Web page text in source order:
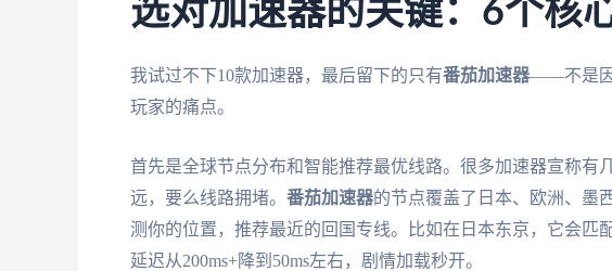
选对加速器的关键：6个核
我试过不下10款加速器，最后留下的只有番茄加速器——不是因
玩家的痛点。
首先是全球节点分布和智能推荐最优线路。很多加速器宣称有
远，要么线路拥堵。 番茄加速器的节点覆盖了日本、欧洲、墨
测你的位置，推荐最近的回国专线。比如在日本东京，它会匹
延迟从200ms+降到50ms左右，剧情加载秒开。